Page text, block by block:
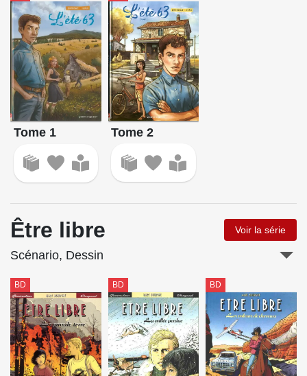
Tome 1 Tome 2
Être libre Voir la série
Scénario, Dessin
BD BD BD